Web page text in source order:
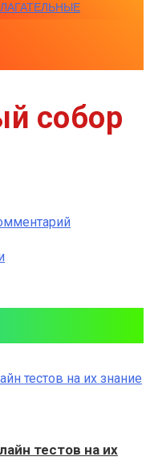
собор
к
тестов на их